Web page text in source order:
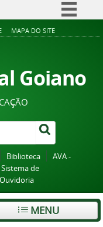
Simplifique!
à informação
Legislação
Canais
MAPA DO SITE
Goiano
Biblioteca
AVA -
Sistema de
Ouvidoria
MENU